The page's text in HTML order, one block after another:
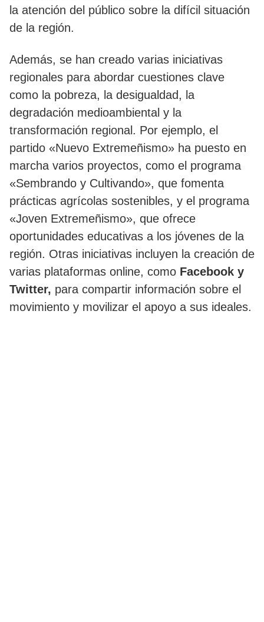
la atención del público sobre la difícil situación
de la región.
Además, se han creado varias iniciativas
regionales para abordar cuestiones clave
como la pobreza, la desigualdad, la
degradación medioambiental y la
transformación regional. Por ejemplo, el
partido «Nuevo Extremeñismo» ha puesto en
marcha varios proyectos, como el programa
«Sembrando y Cultivando», que fomenta
prácticas agrícolas sostenibles, y el programa
«Joven Extremeñismo», que ofrece
oportunidades educativas a los jóvenes de la
región. Otras iniciativas incluyen la creación de
varias plataformas online, como Facebook y
Twitter, para compartir información sobre el
movimiento y movilizar el apoyo a sus ideales.